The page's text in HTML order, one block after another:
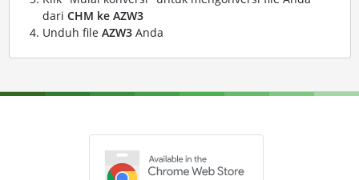
dari CHM ke AZW3
Unduh file AZW3Anda